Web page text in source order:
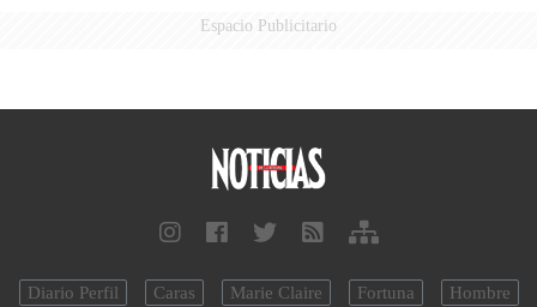
Espacio Publicitario
Diario Perfil Caras Marie Claire Fortuna Hombre